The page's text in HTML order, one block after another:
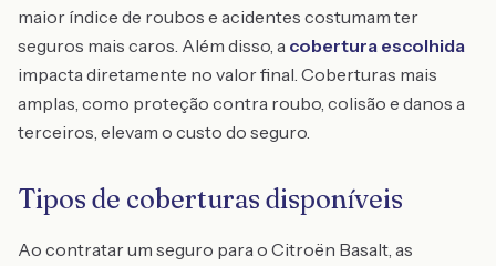
maior índice de roubos e acidentes costumam ter
seguros mais caros. Além disso, a cobertura escolhida
impacta diretamente no valor final. Coberturas mais
amplas, como proteção contra roubo, colisão e danos a
terceiros, elevam o custo do seguro.
Tipos de coberturas disponíveis
Ao contratar um seguro para o Citroën Basalt, as